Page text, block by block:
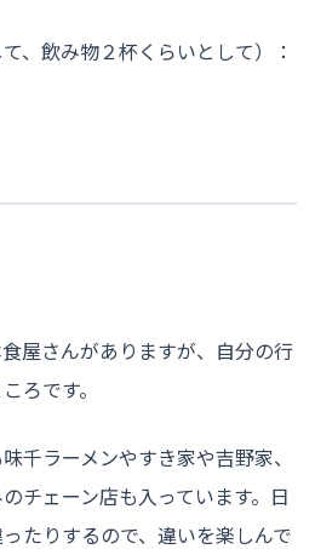
、飲み物２杯くらいとして）：
屋さんがありますが、自分の行
ろです。
千ラーメンやすき家や吉野家、
チェーン店も入っています。日
たりするので、違いを楽しんで